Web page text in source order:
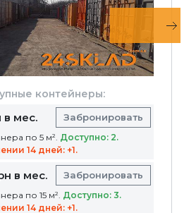
контейнеры:
в мес. Забронировать
по 5 м². Доступно: 2.
14 дней: +1.
в мес. Забронировать
по 15 м². Доступно: 3.
14 дней: +1.